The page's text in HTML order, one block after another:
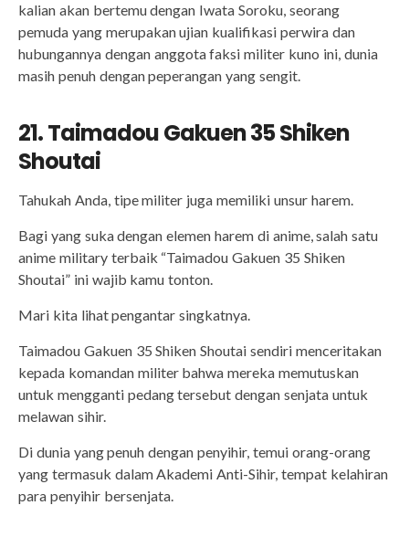
kalian akan bertemu dengan Iwata Soroku, seorang
pemuda yang merupakan ujian kualifikasi perwira dan
hubungannya dengan anggota faksi militer kuno ini, dunia
masih penuh dengan peperangan yang sengit.
21. Taimadou Gakuen 35 Shiken
Shoutai
Tahukah Anda, tipe militer juga memiliki unsur harem.
Bagi yang suka dengan elemen harem di anime, salah satu
anime military terbaik “Taimadou Gakuen 35 Shiken
Shoutai” ini wajib kamu tonton.
Mari kita lihat pengantar singkatnya.
Taimadou Gakuen 35 Shiken Shoutai sendiri menceritakan
kepada komandan militer bahwa mereka memutuskan
untuk mengganti pedang tersebut dengan senjata untuk
melawan sihir.
Di dunia yang penuh dengan penyihir, temui orang-orang
yang termasuk dalam Akademi Anti-Sihir, tempat kelahiran
para penyihir bersenjata.